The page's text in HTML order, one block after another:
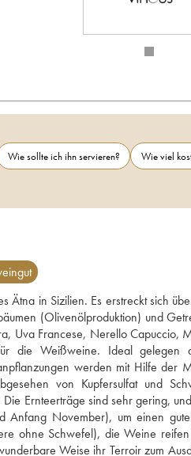
Wie sollte ich ihn servieren?
Wie viel
Ätna in Sizilien. Es erstreckt sich
(Olivenölproduktion) und
Uva Francese, Nerello Capuccio,
die Weißweine. Ideal gelegen
werden mit Hilfe der
von Kupfersulfat und
Ernteerträge sind sehr gering,
November), um einen
ohne Schwefel), die Weine
Weise ihr Terroir zum